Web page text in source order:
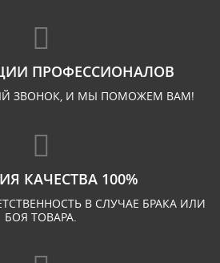
ПРОФЕССИОНАЛОВ
ЗВОНОК, И МЫ ПОМОЖЕМ ВАМ!
КАЧЕСТВА 100%
В СЛУЧАЕ БРАКА ИЛИ
БОЯ ТОВАРА.